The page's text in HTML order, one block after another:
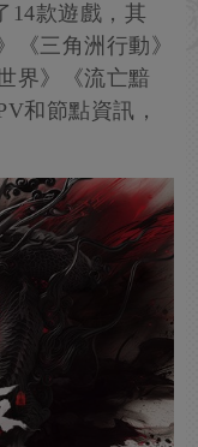
14款遊戲，其
《三角洲行動》
界》《流亡黯
和節點資訊，